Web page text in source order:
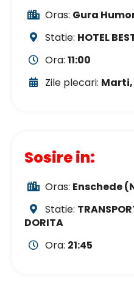
Oras: Gura
Statie: HOTEL
Ora: 11:00
Zile plecari:
Sosire in:
Oras: Enschede
Statie:
DORITA
Ora: 21:45